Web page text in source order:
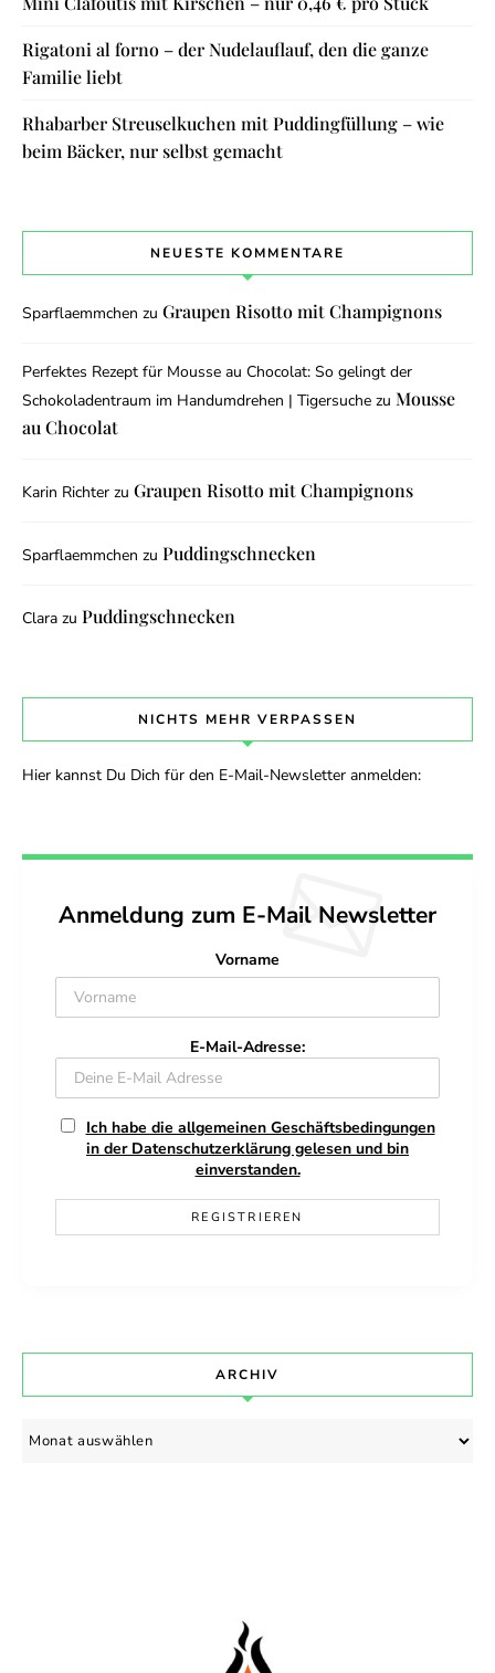
Rigatoni al forno – der Nudelauflauf, den die ganze
Familie liebt
Rhabarber Streuselkuchen mit Puddingfüllung – wie
beim Bäcker, nur selbst gemacht
NEUESTE KOMMENTARE
Sparflaemmchen zu Graupen Risotto mit Champignons
Perfektes Rezept für Mousse au Chocolat: So gelingt der
Schokoladentraum im Handumdrehen | Tigersuche zu Mousse
au Chocolat
Karin Richter zu Graupen Risotto mit Champignons
Sparflaemmchen zu Puddingschnecken
Clara zu Puddingschnecken
NICHTS MEHR VERPASSEN
Hier kannst Du Dich für den E-Mail-Newsletter anmelden:
Anmeldung zum E-Mail Newsletter
Vorname
E-Mail-Adresse:
Ich habe die allgemeinen Geschäftsbedingungen
in der Datenschutzerklärung gelesen und bin
einverstanden.
ARCHIV
Archiv